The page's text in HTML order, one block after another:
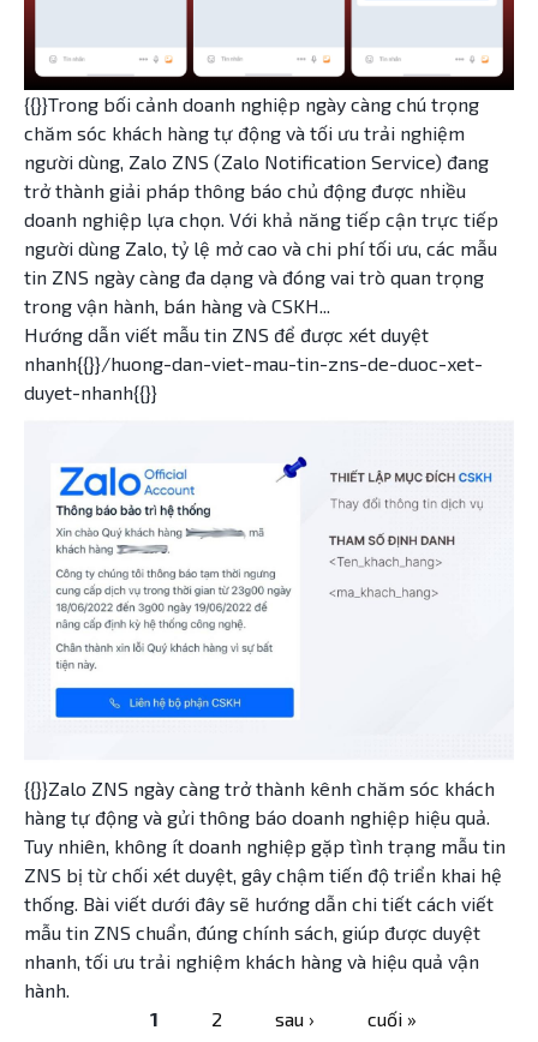
{{}}Trong bối cảnh doanh nghiệp ngày càng chú trọng
chăm sóc khách hàng tự động và tối ưu trải nghiệm
người dùng, Zalo ZNS (Zalo Notification Service) đang
trở thành giải pháp thông báo chủ động được nhiều
doanh nghiệp lựa chọn. Với khả năng tiếp cận trực tiếp
người dùng Zalo, tỷ lệ mở cao và chi phí tối ưu, các mẫu
tin ZNS ngày càng đa dạng và đóng vai trò quan trọng
trong vận hành, bán hàng và CSKH...
Hướng dẫn viết mẫu tin ZNS để được xét duyệt
nhanh{{}}/huong-dan-viet-mau-tin-zns-de-duoc-xet-
duyet-nhanh{{}}
{{}}Zalo ZNS ngày càng trở thành kênh chăm sóc khách
hàng tự động và gửi thông báo doanh nghiệp hiệu quả.
Tuy nhiên, không ít doanh nghiệp gặp tình trạng mẫu tin
ZNS bị từ chối xét duyệt, gây chậm tiến độ triển khai hệ
thống. Bài viết dưới đây sẽ hướng dẫn chi tiết cách viết
mẫu tin ZNS chuẩn, đúng chính sách, giúp được duyệt
nhanh, tối ưu trải nghiệm khách hàng và hiệu quả vận
hành.
1 2 sau › cuối »